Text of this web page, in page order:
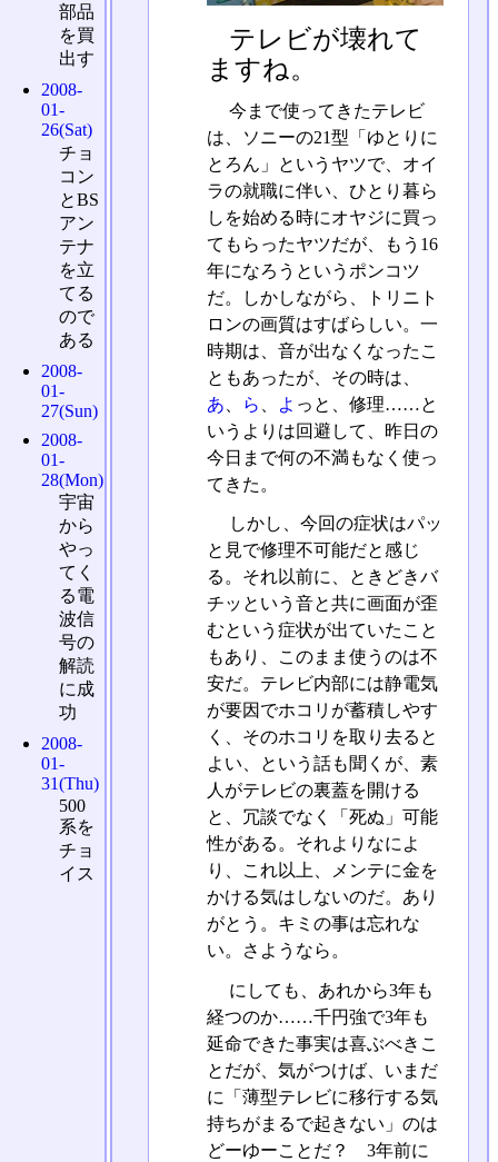
テレビが壊れて
ますね。
今まで使ってきたテレビ
は、ソニーの21型「ゆとりに
とろん」というヤツで、オイ
ラの就職に伴い、ひとり暮ら
しを始める時にオヤジに買っ
てもらったヤツだが、もう16
年になろうというポンコツ
だ。しかしながら、トリニト
ロンの画質はすばらしい。一
時期は、音が出なくなったこ
ともあったが、その時は、
あ
ら よ っと、修理……と
いうよりは回避して、昨日の
今日まで何の不満もなく使っ
てきた。
しかし、今回の症状はパッ
と見で修理不可能だと感じ
る。それ以前に、ときどきバ
チッという音と共に画面が歪
むという症状が出ていたこと
もあり、このまま使うのは不
安だ。テレビ内部には静電気
が要因でホコリが蓄積しやす
く、そのホコリを取り去ると
よい、という話も聞くが、素
人がテレビの裏蓋を開ける
と、冗談でなく「死ぬ」可能
性がある。それよりなによ
り、これ以上、メンテに金を
かける気はしないのだ。あり
がとう。キミの事は忘れな
い。さようなら。
にしても、あれから3年も
経つのか……千円強で3年も
延命できた事実は喜ぶべきこ
とだが、気がつけば、いまだ
に「薄型テレビに移行する気
持ちがまるで起きない」のは
どーゆーことだ？ 3年前に
部品
を買
出す
2008-
01-
26(Sat)
チョ
コン
とBS
アン
テナ
を立
てる
ので
ある
2008-
01-
27(Sun)
2008-
01-
28(Mon)
宇宙
から
やっ
てく
る電
波信
号の
解読
に成
功
2008-
01-
31(Thu)
500
系を
チョ
イス